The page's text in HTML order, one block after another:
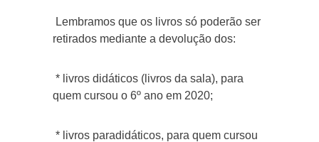
Lembramos que os livros só poderão ser
retirados mediante a devolução dos:
* livros didáticos (livros da sala), para
quem cursou o 6º ano em 2020;
* livros paradidáticos, para quem cursou